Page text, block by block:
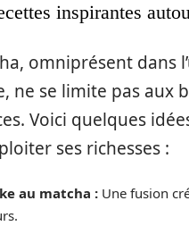
inspirantes
omniprésent dans
ne se limite pas aux
Voici quelques
ses richesses :
au matcha : Une fusion